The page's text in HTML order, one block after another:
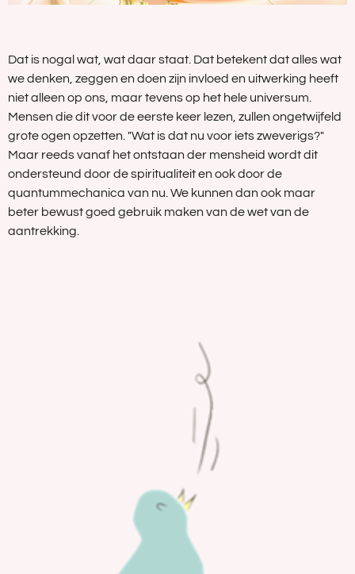
Dat is nogal wat, wat daar staat. Dat betekent dat alles wat
we denken, zeggen en doen zijn invloed en uitwerking heeft
niet alleen op ons, maar tevens op het hele universum.
Mensen die dit voor de eerste keer lezen, zullen ongetwijfeld
grote ogen opzetten. "Wat is dat nu voor iets zweverigs?"
Maar reeds vanaf het ontstaan der mensheid wordt dit
ondersteund door de spiritualiteit en ook door de
quantummechanica van nu. We kunnen dan ook maar
beter bewust goed gebruik maken van de wet van de
aantrekking.